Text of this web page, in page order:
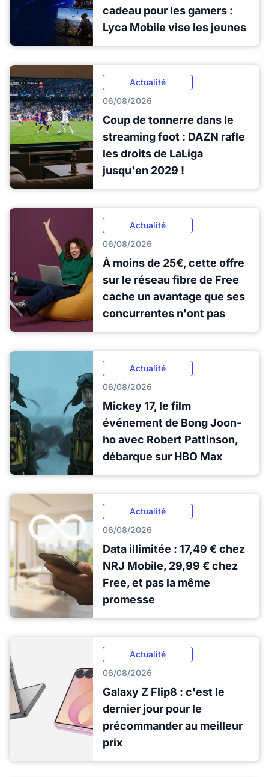
cadeau pour les gamers :
Lyca Mobile vise les jeunes
Actualité
06/08/2026
Coup de tonnerre dans le
streaming foot : DAZN rafle
les droits de LaLiga
jusqu'en 2029 !
Actualité
06/08/2026
À moins de 25€, cette offre
sur le réseau fibre de Free
cache un avantage que ses
concurrentes n'ont pas
Actualité
06/08/2026
Mickey 17, le film
événement de Bong Joon-
ho avec Robert Pattinson,
débarque sur HBO Max
Actualité
06/08/2026
Data illimitée : 17,49 € chez
NRJ Mobile, 29,99 € chez
Free, et pas la même
promesse
Actualité
06/08/2026
Galaxy Z Flip8 : c'est le
dernier jour pour le
précommander au meilleur
prix